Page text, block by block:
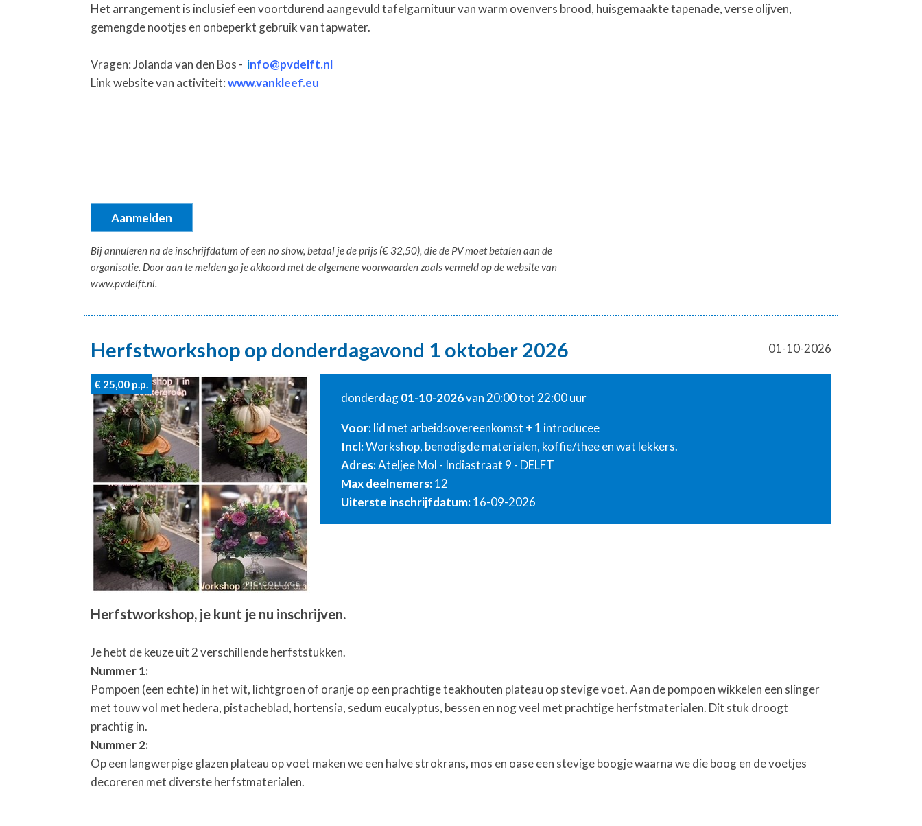
Het arrangement is inclusief een voortdurend aangevuld tafelgarnituur van warm ovenvers brood, huisgemaakte tapenade, verse olijven,
gemengde nootjes en onbeperkt gebruik van tapwater.
Vragen: Jolanda van den Bos - info@pvdelft.nl
Link website van activiteit:www.vankleef.eu
Aanmelden
Bij annuleren na de inschrijfdatum of een no show, betaal je de prijs (€ 32,50), die de PV moet betalen aan de
organisatie. Door aan te melden ga je akkoord met de algemene voorwaarden zoals vermeld op de website van
www.pvdelft.nl.
01-10-2026
Herfstworkshop op donderdagavond 1 oktober 2026
€ 25,00 p.p.
donderdag01-10-2026van 20:00 tot 22:00 uur
Voor:lid met arbeidsovereenkomst + 1 introducee
Incl:Workshop, benodigde materialen, koffie/thee en wat lekkers.
Adres:Ateljee Mol - Indiastraat 9 - DELFT
Max deelnemers:12
Uiterste inschrijfdatum:16-09-2026
Herfstworkshop, je kunt je nu inschrijven.
Je hebt de keuze uit 2 verschillende herfststukken.
Nummer 1:
Pompoen (een echte) in het wit, lichtgroen of oranje op een prachtige teakhouten plateau op stevige voet. Aan de pompoen wikkelen een slinger
met touw vol met hedera, pistacheblad, hortensia, sedum eucalyptus, bessen en nog veel met prachtige herfstmaterialen. Dit stuk droogt
prachtig in.
Nummer 2:
Op een langwerpige glazen plateau op voet maken we een halve strokrans, mos en oase een stevige boogje waarna we die boog en de voetjes
decoreren met diverste herfstmaterialen.